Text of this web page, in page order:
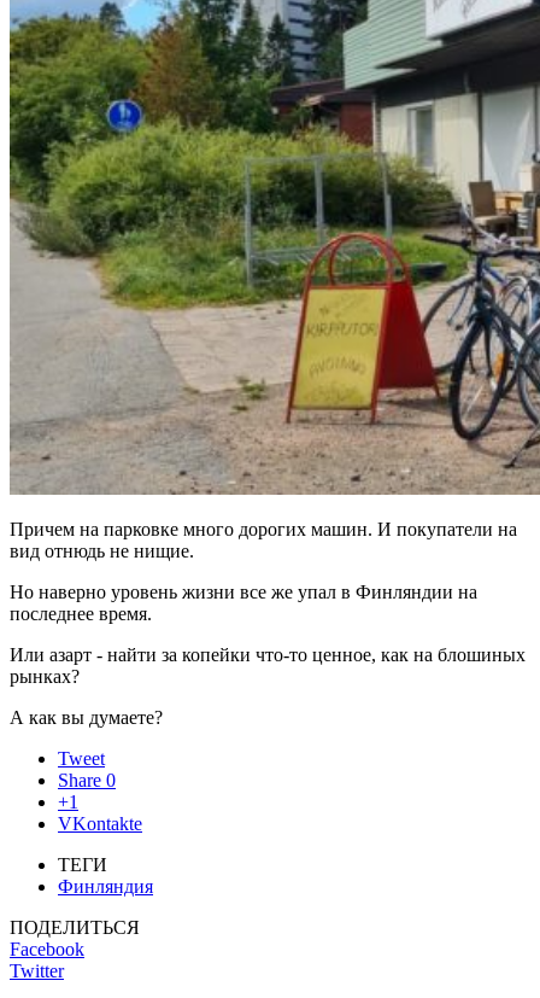
Причем на парковке много дорогих машин. И покупатели на
вид отнюдь не нищие.
Но наверно уровень жизни все же упал в Финляндии на
последнее время.
Или азарт - найти за копейки что-то ценное, как на блошиных
рынках?
А как вы думаете?
Tweet
Share 0
+1
VKontakte
ТЕГИ
Финляндия
ПОДЕЛИТЬСЯ
Facebook
Twitter